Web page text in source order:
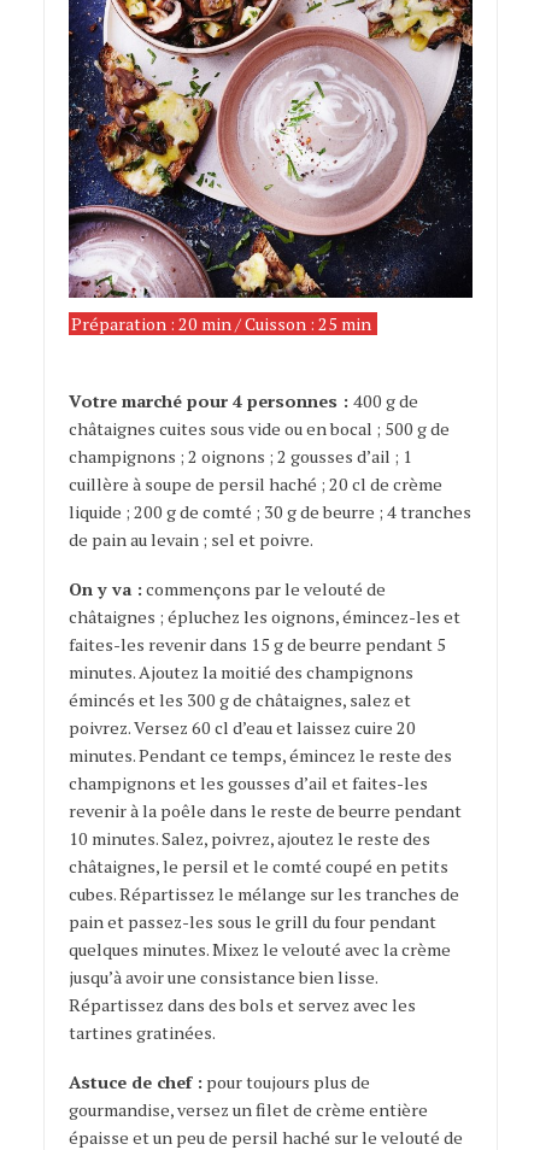
Préparation : 20 min / Cuisson : 25 min
Votre marché pour 4 personnes : 400 g de
châtaignes cuites sous vide ou en bocal ; 500 g de
champignons ; 2 oignons ; 2 gousses d’ail ; 1
cuillère à soupe de persil haché ; 20 cl de crème
liquide ; 200 g de comté ; 30 g de beurre ; 4 tranches
de pain au levain ; sel et poivre.
On y va : commençons par le velouté de
châtaignes ; épluchez les oignons, émincez-les et
faites-les revenir dans 15 g de beurre pendant 5
minutes. Ajoutez la moitié des champignons
émincés et les 300 g de châtaignes, salez et
poivrez. Versez 60 cl d’eau et laissez cuire 20
minutes. Pendant ce temps, émincez le reste des
champignons et les gousses d’ail et faites-les
revenir à la poêle dans le reste de beurre pendant
10 minutes. Salez, poivrez, ajoutez le reste des
châtaignes, le persil et le comté coupé en petits
cubes. Répartissez le mélange sur les tranches de
pain et passez-les sous le grill du four pendant
quelques minutes. Mixez le velouté avec la crème
jusqu’à avoir une consistance bien lisse.
Répartissez dans des bols et servez avec les
tartines gratinées.
Astuce de chef : pour toujours plus de
gourmandise, versez un filet de crème entière
épaisse et un peu de persil haché sur le velouté de